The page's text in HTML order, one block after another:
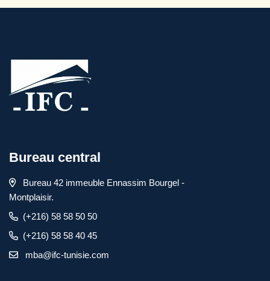
Bureau central
Bureau 42 immeuble Ennassim Bourgel -
Montplaisir.
(+216) 58 58 50 50
(+216) 58 58 40 45
mba@ifc-tunisie.com